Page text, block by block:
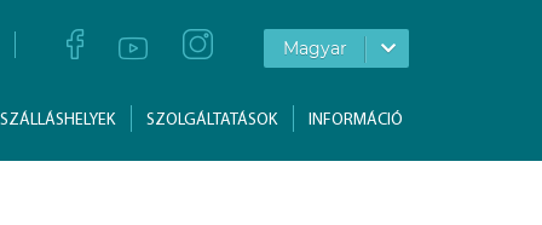
Magyar
SZÁLLÁSHELYEK SZOLGÁLTATÁSOK INFORMÁCIÓ